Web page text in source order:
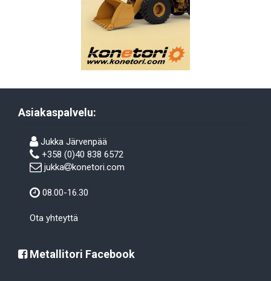
Asiakaspalvelu:
Jukka Järvenpää
+358 (0)40 838 6572
jukka
konetori.com
08.00-16.30
Ota yhteyttä
Metallitori Facebook